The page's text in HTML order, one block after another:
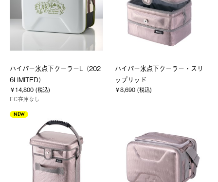
ハイパー氷点下クーラーL（202
6LIMITED）
￥14,800 (税込)
EC在庫なし
ハイパー氷点下クーラー・スリ
ップリッド
￥8,690 (税込)
NEW